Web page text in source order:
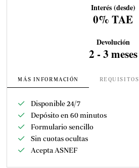
Interés (desde)
0% TAE
Devolución
2 - 3 meses
MÁS INFORMACIÓN REQUISITOS
Disponible 24/7
Depósito en 60 minutos
Formulario sencillo
Sin cuotas ocultas
Acepta ASNEF